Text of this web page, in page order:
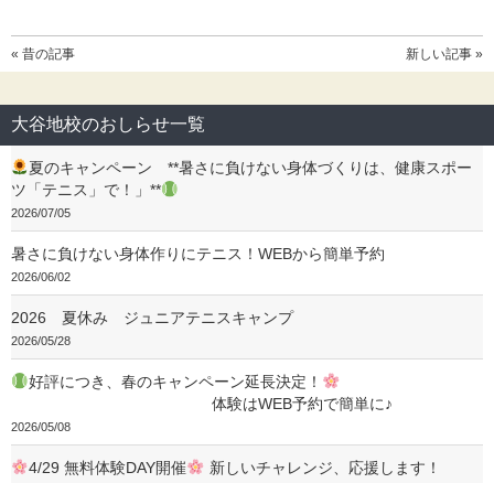
« 昔の記事 新しい記事 »
大谷地校のおしらせ一覧
夏のキャンペーン **暑さに負けない身体づくりは、健康スポー
ツ「テニス」で！」**
2026/07/05
暑さに負けない身体作りにテニス！WEBから簡単予約
2026/06/02
2026 夏休み ジュニアテニスキャンプ
2026/05/28
好評につき、春のキャンペーン延長決定！
体験はWEB予約で簡単に♪
2026/05/08
4/29 無料体験DAY開催 新しいチャレンジ、応援します！